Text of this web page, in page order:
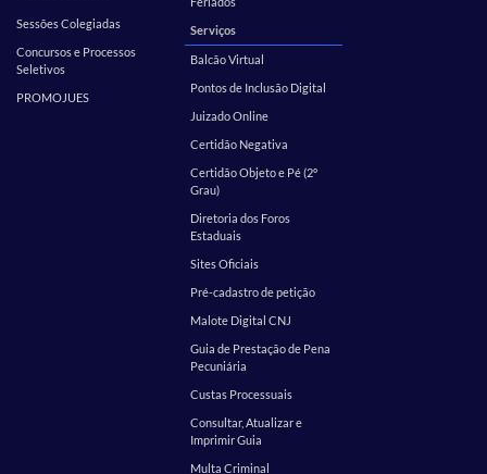
Sessões Colegiadas
Concursos e Processos
Seletivos
PROMOJUES
Serviços
Balcão Virtual
Pontos de Inclusão Digital
Juizado Online
Certidão Negativa
Certidão Objeto e Pé (2º
Grau)
Diretoria dos Foros
Estaduais
Sites Oficiais
Pré-cadastro de petição
Malote Digital CNJ
Guia de Prestação de Pena
Pecuniária
Custas Processuais
Consultar, Atualizar e
Imprimir Guia
Multa Criminal